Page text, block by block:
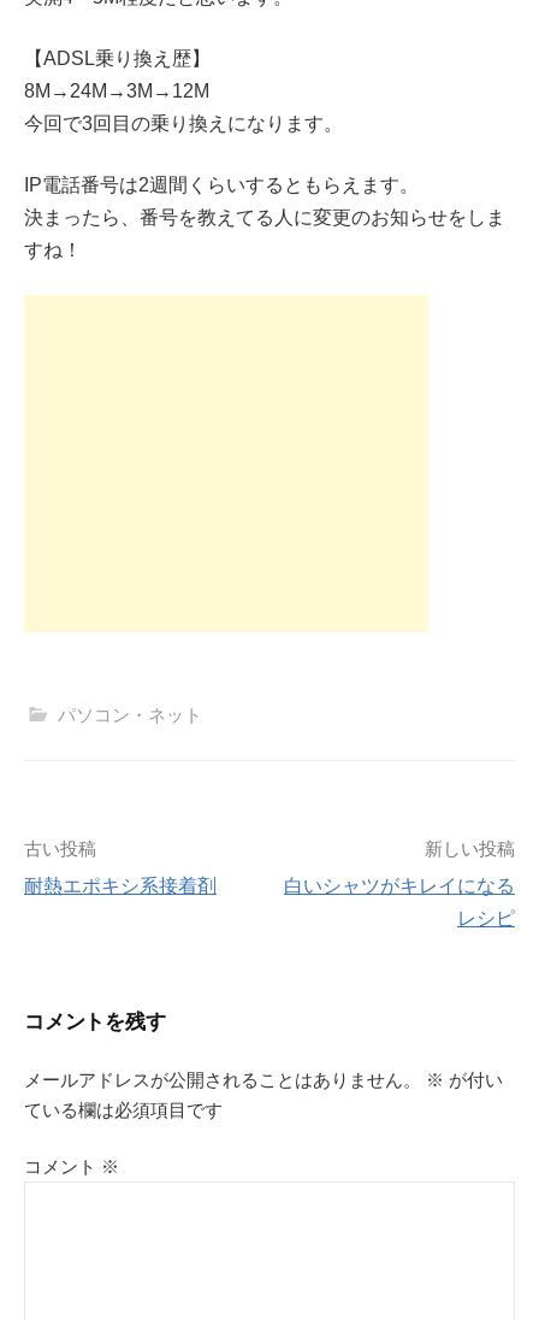
【ADSL乗り換え歴】
8M→24M→3M→12M
今回で3回目の乗り換えになります。
IP電話番号は2週間くらいするともらえます。
決まったら、番号を教えてる人に変更のお知らせをしま
すね！
パソコン・ネット
投
稿
ビ
ゲ
ー
シ
古い投稿
耐熱エポキシ系接着剤
新しい投稿
白いシャツがキレイになる
レシピ
コメントを残す
メールアドレスが公開されることはありません。 ※ が付い
ている欄は必須項目です
コメント ※